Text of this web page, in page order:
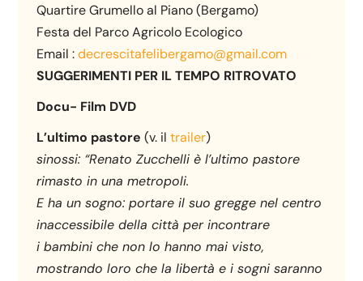
Quartire Grumello al Piano (Bergamo)
Festa del Parco Agricolo Ecologico
Email :decrescitafelibergamo@gmail.com
SUGGERIMENTI PER IL TEMPO RITROVATO
Docu- Film DVD
L’ultimo pastore (v. iltrailer)
sinossi: “Renato Zucchelli è l’ultimo pastore
rimasto in una metropoli.
E ha un sogno: portare il suo gregge nel centro
inaccessibile della città per incontrare
i bambini che non lo hanno mai visto,
mostrando loro che la libertà e i sogni saranno